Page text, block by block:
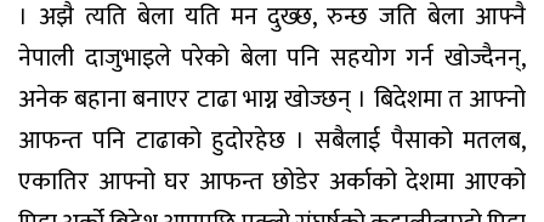
। अझै त्यति बेला यति मन दुख्छ, रुन्छ जति बेला आफ्नै
नेपाली दाजुभाइले परेको बेला पनि सहयोग गर्न खोज्दैनन्,
अनेक बहाना बनाएर टाढा भाग्न खोज्छन् । बिदेशमा त आफ्नो
आफन्त पनि टाढाको हुदोरहेछ । सबैलाई पैसाको मतलब,
एकातिर आफ्नो घर आफन्त छोडेर अर्काको देशमा आएको